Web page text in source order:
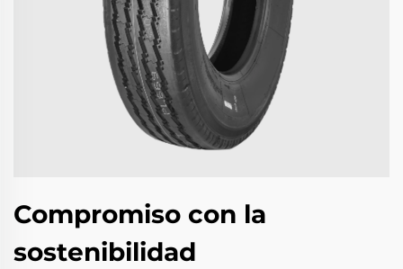
Compromiso con la
sostenibilidad